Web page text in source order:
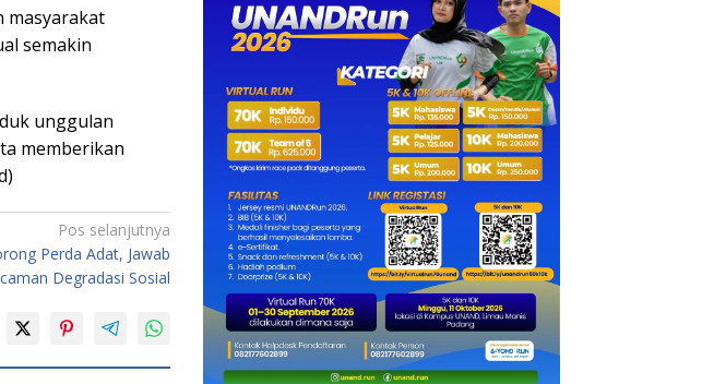
masyarakat
semakin
unggulan
memberikan
Pos selanjutnya
Perda Adat, Jawab
Degradasi Sosial